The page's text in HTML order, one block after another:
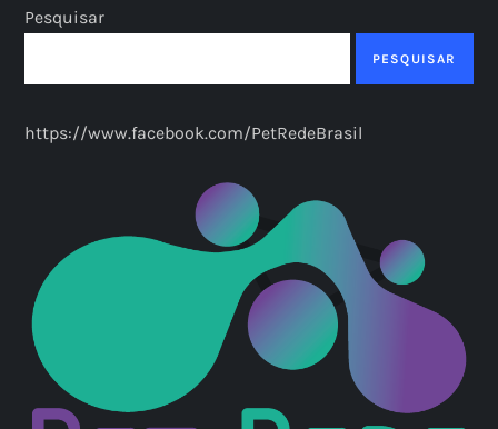
Pesquisar
PESQUISAR
https://www.facebook.com/PetRedeBrasil